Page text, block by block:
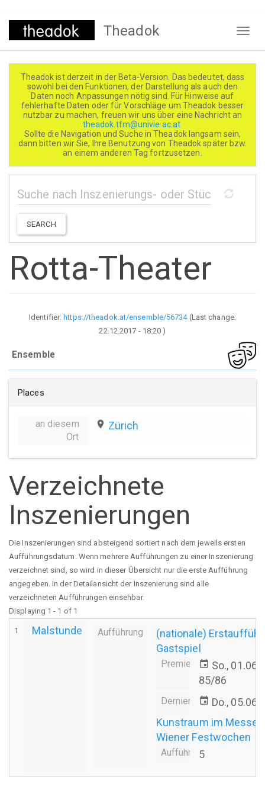
Direkt
Theadok
Theadok ist derzeit in der Beta-Version. Das bedeutet, dass
sowohl bei den Funktionen, der Darstellung als auch den
Daten noch Anpassungen nötig sind. Für Hinweise auf
fehlerhafte Daten oder für Vorschläge um Theadok besser
nutzbar zu machen, freuen wir uns über eine Nachricht an
theadok.tfm@univie.ac.at
Sollte die Navigation und Suche in Theadok langsam sein,
dann bitten wir Sie, Ihre Benutzung von Theadok später bzw.
an einem anderen Tag fortzusetzen.
SEARCH
Rotta-Theater
Identifier:https://theadok.at/ensemble/56734(Last change:
22.12.2017 - 18:20 )
Ensemble
Places
an diesem
Ort
place Zürich
Verzeichnete
Inszenierungen
Die Inszenierungen sind absteigend sortiert nach dem jeweils ersten
Aufführungsdatum. Wenn mehrere Aufführungen zu einer Inszenierung
verzeichnet sind, so wird in dieser Übersicht nur die erste Aufführung
angegeben. In der Detailansicht der Inszenierung sind alle
verzeichneten Aufführungen einsehbar.
Displaying 1 - 1 of 1
1 Malstunde Aufführung
(nationale)
Gastspiel
Premiere event So.,
85/86
Derniere event Do.,
Kunstraum im
Wiener Festwochen
Aufführungsanzahl
5